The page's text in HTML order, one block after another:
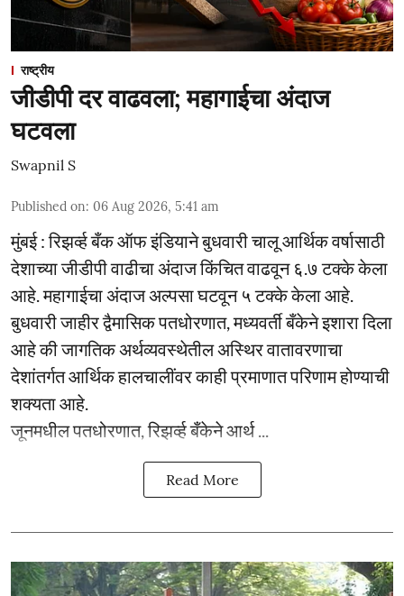
राष्ट्रीय
जीडीपी दर वाढवला; महागाईचा अंदाज
घटवला
Swapnil S
Published on: 06 Aug 2026, 5:41 am
मुंबई : रिझर्व्ह बँक ऑफ इंडियाने बुधवारी चालू आर्थिक वर्षासाठी
देशाच्या जीडीपी वाढीचा अंदाज किंचित वाढवून ६.७ टक्के केला
आहे. महागाईचा अंदाज अल्पसा घटवून ५ टक्के केला आहे.
बुधवारी जाहीर द्वैमासिक पतधोरणात, मध्यवर्ती बँकेने इशारा दिला
आहे की जागतिक अर्थव्यवस्थेतील अस्थिर वातावरणाचा
देशांतर्गत आर्थिक हालचालींवर काही प्रमाणात परिणाम होण्याची
शक्यता आहे.
जूनमधील पतधोरणात, रिझर्व्ह बँकेने आर्थ ...
Read More